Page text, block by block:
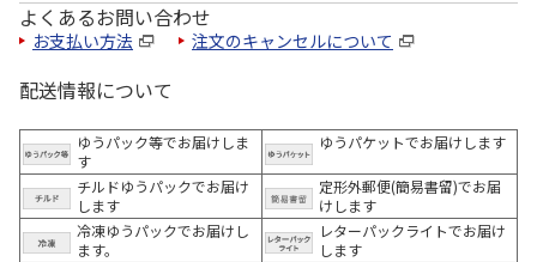
よくあるお問い合わせ
お支払い方法 注文のキャンセルについて
配送情報について
ゆうパック等でお届けしま
す
ゆうパケットでお届けします
チルドゆうパックでお届け
します
定形外郵便(簡易書留)でお届
けします
冷凍ゆうパックでお届けし
ます。
レターパックライトでお届け
します